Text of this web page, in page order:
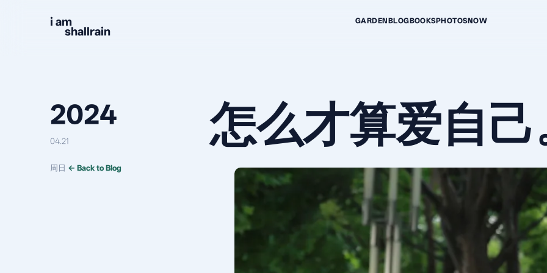
i am
shallrain
GARDENBLOGBOOKSPHOTOSNOW
2024
04.21
周日 ← Back to Blog
怎么才算爱自己